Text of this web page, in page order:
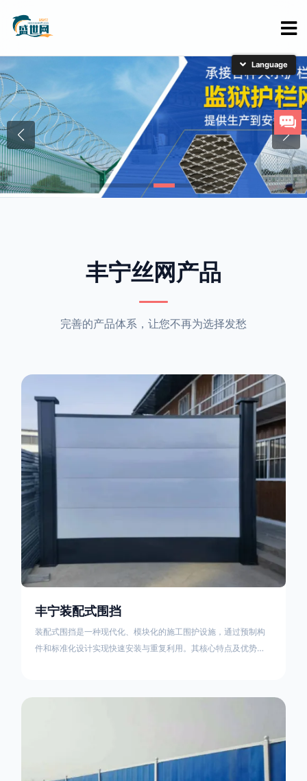
丰宁丝网产品
完善的产品体系，让您不再为选择发愁
丰宁装配式围挡
装配式围挡是一种现代化、模块化的施工围护设施，通过预制构
件和标准化设计实现快速安装与重复利用。其核心特点及优势如
撑、横撑加强筋等部件增强整体稳定性立柱规格：通常为
简体中文
English
日本語
한국어